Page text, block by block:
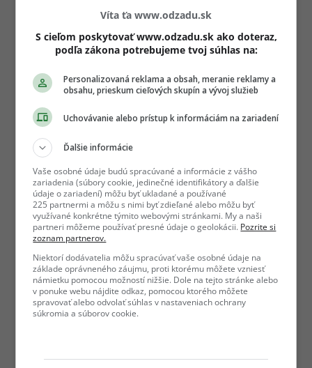
Víta ťa www.odzadu.sk
S cieľom poskytovať www.odzadu.sk ako doteraz,
podľa zákona potrebujeme tvoj súhlas na:
Personalizovaná reklama a obsah, meranie reklamy a
obsahu, prieskum cieľových skupín a vývoj služieb
Uchovávanie alebo prístup k informáciám na zariadení
Ďalšie informácie
Vaše osobné údaje budú spracúvané a informácie z vášho
zariadenia (súbory cookie, jedinečné identifikátory a ďalšie
údaje o zariadení) môžu byť ukladané a používané
225 partnermi a môžu s nimi byť zdieľané alebo môžu byť
využívané konkrétne týmito webovými stránkami. My a naši
partneri môžeme používať presné údaje o geolokácii. Pozrite si
zoznam partnerov.
Niektorí dodávatelia môžu spracúvať vaše osobné údaje na
základe oprávneného záujmu, proti ktorému môžete vzniesť
námietku pomocou možností nižšie. Dole na tejto stránke alebo
v ponuke webu nájdite odkaz, pomocou ktorého môžete
spravovať alebo odvolať súhlas v nastaveniach ochrany
súkromia a súborov cookie.